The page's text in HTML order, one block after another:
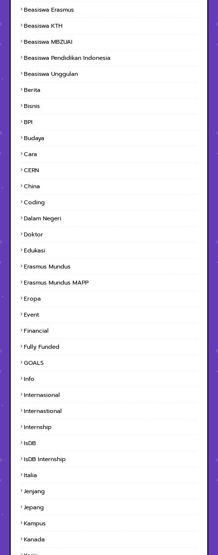
Beasiswa Erasmus
Beasiswa KTH
Beasiswa MBZUAI
Beasiswa Pendidikan Indonesia
Beasiswa Unggulan
Berita
Bisnis
BPI
Budaya
Cara
CERN
China
Coding
Dalam Negeri
Doktor
Edukasi
Erasmus Mundus
Erasmus Mundus MAPP
Eropa
Event
Financial
Fully Funded
GOALS
Info
Internasional
Internastional
Internship
IsDB
IsDB Internship
Italia
Jenjang
Jepang
Kampus
Kanada